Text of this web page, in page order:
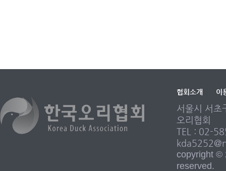
협회소개 이
서울시 서
오리협회
TEL : 02-
copyright ©
reserved.